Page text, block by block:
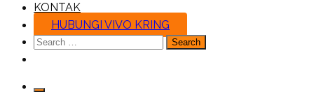
KONTAK
HUBUNGI VIVO KRING
Search